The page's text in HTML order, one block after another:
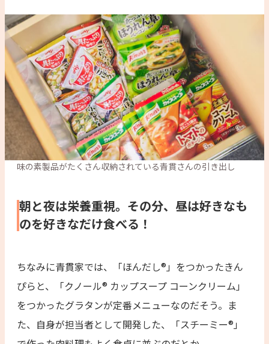
味の素製品がたくさん収納されている青貫さんの引き出し
朝と夜は栄養重視。その分、昼は好きなも
のを好きなだけ食べる！
ちなみに青貫家では、「ほんだし®」をつかったきん
ぴらと、「クノール® カップスープ コーンクリーム」
をつかったグラタンが定番メニューなのだそう。ま
た、自身が担当者として開発した、「スチーミー®」